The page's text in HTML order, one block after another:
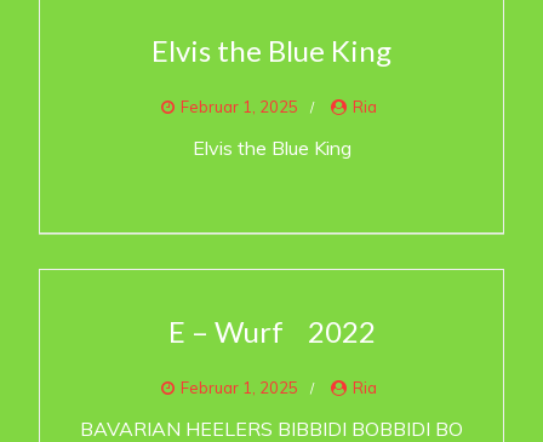
Elvis the Blue King
Februar 1, 2025 Ria
Elvis the Blue King
E – Wurf 2022
Februar 1, 2025 Ria
BAVARIAN HEELERS BIBBIDI BOBBIDI BO